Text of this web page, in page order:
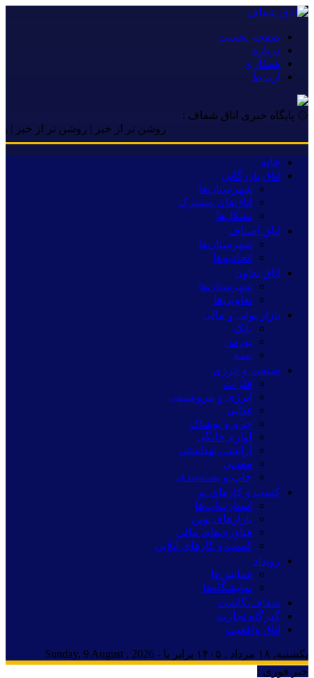
صفحه نخست
درباره
همکاری
ارتباط
۞ پایگاه خبری اتاق شفاف :
روشن تر از خبر | روشن تر از خبر | روشن
خانه
اتاق بازرگانی
شهرستان‌ها
اتاق‌های مشترک
تشکل‌ها
اتاق اصناف
شهرستان‌ها
اتحادیه‌ها
اتاق تعاون
شهرستان‌ها
تعاونی‌ها
بازار پولی و مالی
بانک
بورس
بیمه
صنعت و انرژی
فلزات
انرژی و پتروشیمی
غذایی
چرم و پوشاک
لوازم خانگی
آرایشی بهداشتی
معدنی
چاپ و بسته‌بندی
کسب و کارهای نو
استارت‌آپ‌ها
بازارهای نوین
فناوری‌های مالی
کسب و کارهای آنلاین
رویداد
همایش‌ها
نمایشگاه‌ها
شفاف‌نگاشت
گذرگاه تجارت
اتاق واقعیت
یکشنبه, ۱۸ مرداد , ۱۴۰۵ برابر با - Sunday, 9 August , 2026
خبر فوری :